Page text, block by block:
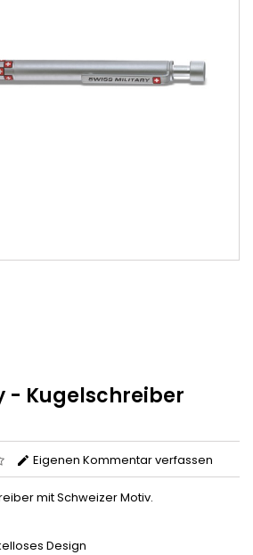
- Kugelschreiber
Eigenen Kommentar verfassen
mit Schweizer Motiv.
Design